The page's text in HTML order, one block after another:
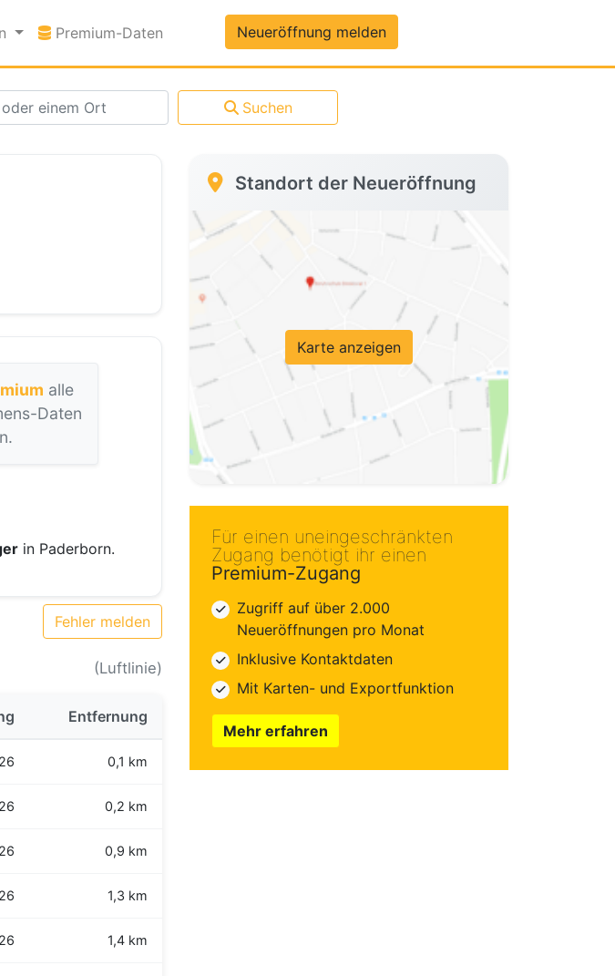
Premium-Daten Premium-DatenNeueröffnung melden
Suchen
alle
Daten
in Paderborn.
Fehler melden
(Luftlinie)
Entfernung
0,1 km
0,2 km
0,9 km
1,3 km
1,4 km
Standort der Neueröffnung
Karte anzeigen
Für einen uneingeschränkten
Zugang benötigt ihr einen
Premium-Zugang
Zugriff auf über 2.000
Neueröffnungen pro Monat
Inklusive Kontaktdaten
Mit Karten- und Exportfunktion
Mehr erfahren